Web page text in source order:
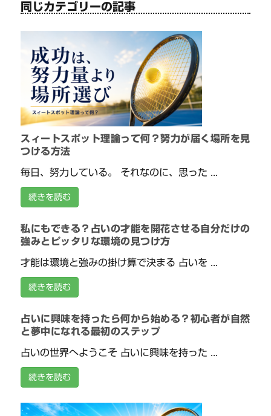
同じカテゴリーの記事
スィートスポット理論って何？努力が届く場所を見
つける方法
毎日、努力している。 それなのに、思った ...
続きを読む
私にもできる？占いの才能を開花させる自分だけの
強みとピッタリな環境の見つけ方
才能は環境と強みの掛け算で決まる 占いを ...
続きを読む
占いに興味を持ったら何から始める？初心者が自然
と夢中になれる最初のステップ
占いの世界へようこそ 占いに興味を持った ...
続きを読む